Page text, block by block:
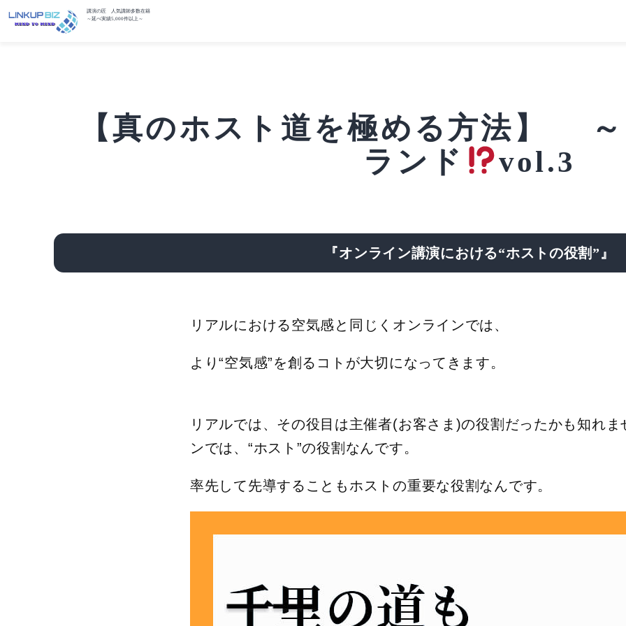
講演の匠 人気講師多数在籍
～延べ実績5,000件以上～
【真のホスト道を極める方法】
ランド
vol.3
『オンライン講演における“ホストの役割”』
リアルにおける空気感と同じくオンラインでは、
より“空気感”を創るコトが大切になってきます。
リアルでは、その役目は主催者(お客さま)の役割だったかも知れま
ンでは、“ホスト”の役割なんです。
率先して先導することもホストの重要な役割なんです。